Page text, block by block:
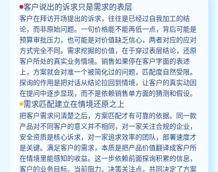
客户说出的诉求只是需求的表层
客户在拜访开场提出的诉求，往往是已经过自我加工的结
论，而非原始问题。一句价格能不能再低一点，背后可能是
预算审批压力，也可能是对价值缺乏信心，两者对应的应对
方式完全不同。需求挖掘的价值，在于穿过表层结论，还原
客户所处的真实业务情境。销售如果停在客户字面的表述
上，方案就会对准一个被简化过的问题，匹配度自然受限。
探询的作用是把对话从结论拉回到情境，让客户的真实动因
在提问中逐步显现，而不是依赖销售单方面的猜测和假设。
需求匹配建立在情境还原之上
把客户需求问清楚之后，方案匹配才有可靠的依据。同一款
产品对不同客户的意义并不相同，对一家关注合规的企业，
安全资质是核心诉求，对一家追求效率的团队，部署速度才
是关键。满足客户的需求，本质是把产品价值翻译成客户所
在情境里能感知的收益。这一步依赖前面探询积累的信息，
客户的业务目标、当前阻力、决策关注点，共同决定了方案